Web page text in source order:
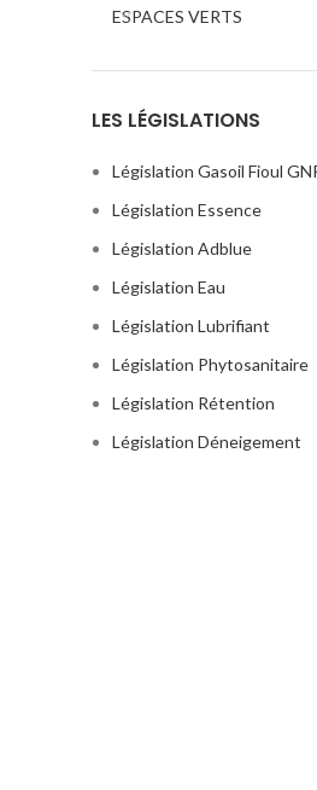
ESPACES VERTS
LES LÉGISLATIONS
Législation Gasoil Fioul
Législation Essence
Législation Adblue
Législation Eau
Législation Lubrifiant
Législation Phytosanitaire
Législation Rétention
Législation Déneigement